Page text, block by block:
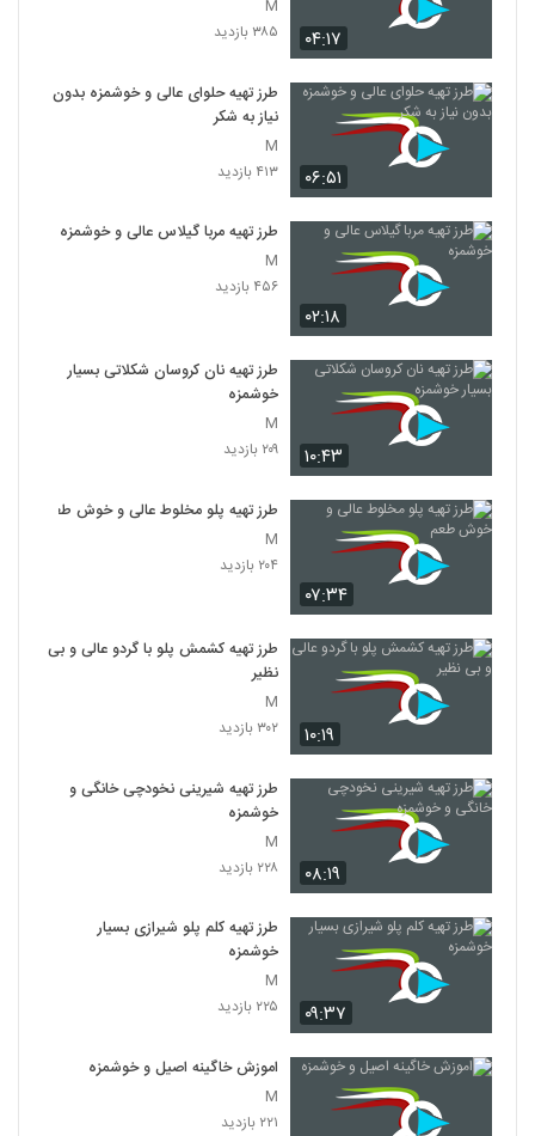
۰۴:۱۷
M
۳۸۵ بازدید
۰۶:۵۱
طرز تهیه حلوای عالی و خوشمزه بدون
نیاز به شکر
M
۴۱۳ بازدید
۰۲:۱۸
طرز تهیه مربا گیلاس عالی و خوشمزه
M
۴۵۶ بازدید
۱۰:۴۳
طرز تهیه نان کروسان شکلاتی بسیار
خوشمزه
M
۲۰۹ بازدید
۰۷:۳۴
طرز تهیه پلو مخلوط عالی و خوش طعم
M
۲۰۴ بازدید
۱۰:۱۹
طرز تهیه کشمش پلو با گردو عالی و بی
نظیر
M
۳۰۲ بازدید
۰۸:۱۹
طرز تهیه شیرینی نخودچی خانگی و
خوشمزه
M
۲۲۸ بازدید
۰۹:۳۷
طرز تهیه کلم پلو شیرازی بسیار
خوشمزه
M
۲۲۵ بازدید
اموزش خاگینه اصیل و خوشمزه
M
۲۲۱ بازدید